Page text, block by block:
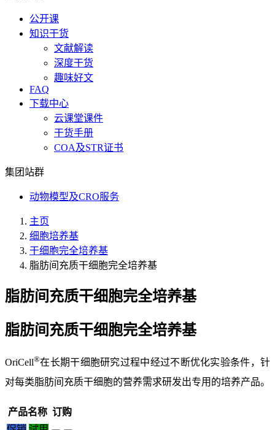
公开课
知识干货
文献解读
深度干货
趣味好文
FAQ
下载中心
云课堂课件
干货手册
COA及STR证书
集团站群
动物模型及CRO服务
主页
细胞培养基
干细胞完全培养基
脂肪间充质干细胞完全培养基
脂肪间充质干细胞完全培养基
脂肪间充质干细胞完全培养基
OriCell®在长期干细胞研究过程中经过不断优化实验条件，针
对每类脂肪间充质干细胞的营养需求研发出专用的培养产品。
产品名称 订购